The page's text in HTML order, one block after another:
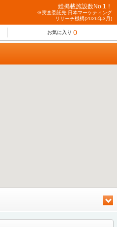
総掲載施設数No.1！
※実査委託先:日本マーケティング
リサーチ機構(2026年3月)
お気に入り 0